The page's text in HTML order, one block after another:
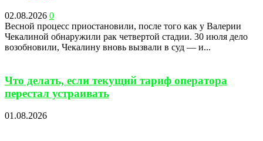
02.08.2026 0
Весной процесс приостановили, после того как у Валерии
Чекалиной обнаружили рак четвертой стадии. 30 июля дело
возобновили, Чекалину вновь вызвали в суд — и...
Что делать, если текущий тариф оператора
перестал устраивать
01.08.2026